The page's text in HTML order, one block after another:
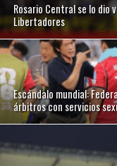
Rosario Central se lo dio
Libertadores
Escándalo mundial:
árbitros con servicios